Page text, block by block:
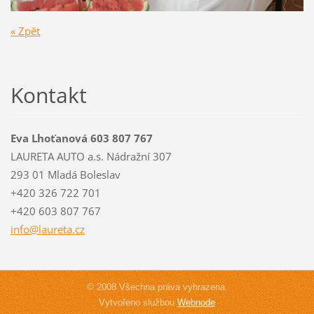
« Zpět
Kontakt
Eva Lhoťanová 603 807 767
LAURETA AUTO a.s. Nádražní 307
293 01 Mladá Boleslav
+420 326 722 701
+420 603 807 767
info@laureta.cz
© 2008 Všechna práva vyhrazena.
Vytvořeno službouWebnode